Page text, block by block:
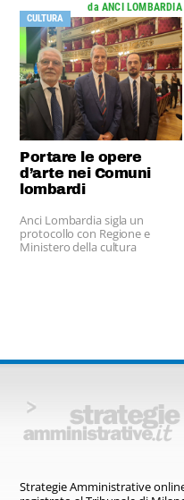
da ANCI LOMBARDIA
CULTURA
Portare le opere
d’arte nei Comuni
lombardi
Anci Lombardia sigla un
protocollo con Regione e
Ministero della cultura
Strategie Amministrative